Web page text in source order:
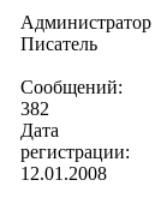
Администратор
Писатель
Сообщений:
382
Дата
регистрации:
12.01.2008